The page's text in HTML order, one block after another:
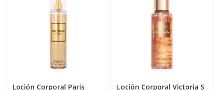
Loción Corporal Paris Loción Corporal Victoria S